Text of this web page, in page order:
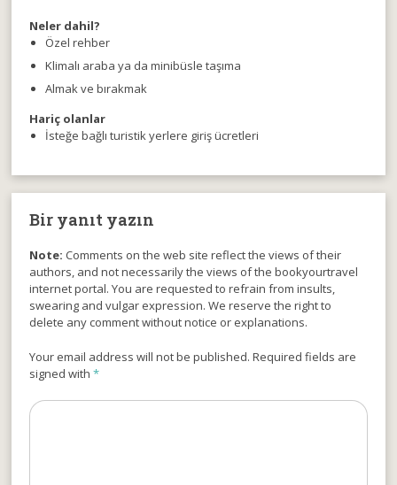
Neler dahil?
Özel rehber
Klimalı araba ya da minibüsle taşıma
Almak ve bırakmak
Hariç olanlar
İsteğe bağlı turistik yerlere giriş ücretleri
Bir yanıt yazın
Note: Comments on the web site reflect the views of their
authors, and not necessarily the views of the bookyourtravel
internet portal. You are requested to refrain from insults,
swearing and vulgar expression. We reserve the right to
delete any comment without notice or explanations.
Your email address will not be published. Required fields are
signed with*